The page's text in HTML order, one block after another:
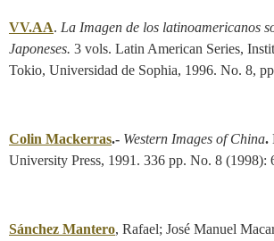
VV.AA. La Imagen de los latinoamericanos
Japoneses. 3 vols. Latin American Series,
Tokio, Universidad de Sophia, 1996. No. 8,
Colin Mackerras.- Western Images of China.
University Press, 1991. 336 pp. No. 8 (1998):
Sánchez Mantero, Rafael; José Manuel